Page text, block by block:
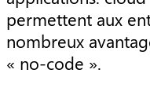
permettent aux
nombreux
« no-code ».